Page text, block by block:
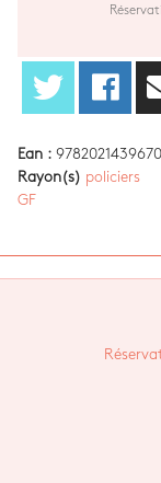
Ean : 9782021439670
Rayon(s) policiers
GF